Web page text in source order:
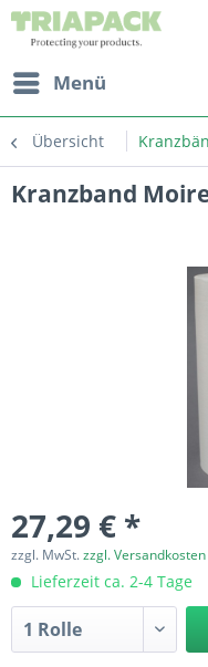
Menü
Übersicht
Kranzband
27,29 € *
zzgl. MwSt.zzgl. Versandkosten
Lieferzeit ca. 2-4 Tage